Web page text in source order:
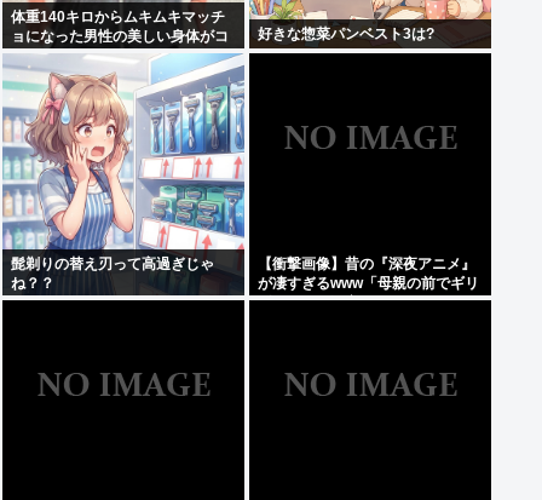
体重140キロからムキムキマッチ
ョになった男性の美しい身体がコ
チラ！！！
好きな惣菜パンベスト3は?
髭剃りの替え刃って高過ぎじゃ
ね？？
【衝撃画像】昔の『深夜アニメ』
が凄すぎるwww「母親の前でギリ
ギリ見れる深夜アニメ」がこち